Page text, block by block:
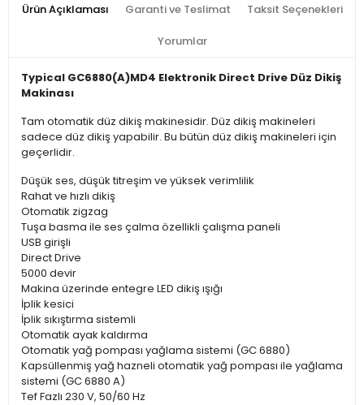
Ürün Açıklaması Garanti ve Teslimat Taksit Seçenekleri
Yorumlar
Typical GC6880(A)MD4 Elektronik Direct Drive Düz Dikiş
Makinası
Tam otomatik düz dikiş makinesidir. Düz dikiş makineleri
sadece düz dikiş yapabilir. Bu bütün düz dikiş makineleri için
geçerlidir.
Düşük ses, düşük titreşim ve yüksek verimlilik
Rahat ve hızlı dikiş
Otomatik zigzag
Tuşa basma ile ses çalma özellikli çalışma paneli
USB girişli
Direct Drive
5000 devir
Makina üzerinde entegre LED dikiş ışığı
İplik kesici
İplik sıkıştırma sistemli
Otomatik ayak kaldırma
Otomatik yağ pompası yağlama sistemi (GC 6880)
Kapsüllenmiş yağ hazneli otomatik yağ pompası ile yağlama
sistemi (GC 6880 A)
Tef Fazlı 230 V, 50/60 Hz